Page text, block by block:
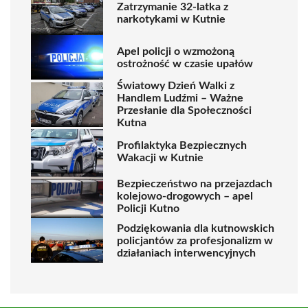
Zatrzymanie 32-latka z
narkotykami w Kutnie
Apel policji o wzmożoną
ostrożność w czasie upałów
Światowy Dzień Walki z
Handlem Ludźmi – Ważne
Przesłanie dla Społeczności
Kutna
Profilaktyka Bezpiecznych
Wakacji w Kutnie
Bezpieczeństwo na przejazdach
kolejowo-drogowych – apel
Policji Kutno
Podziękowania dla kutnowskich
policjantów za profesjonalizm w
działaniach interwencyjnych